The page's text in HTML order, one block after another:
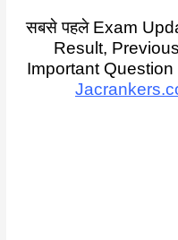
सबसे पहले Exam
Result,
Important Question